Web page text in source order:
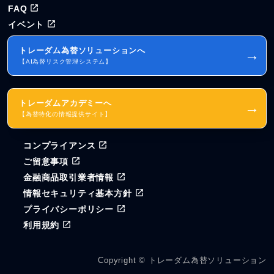
FAQ
イベント
トレーダム為替ソリューションへ
【AI為替リスク管理システム】 →
トレーダムアカデミーへ
【為替特化の情報提供サイト】 →
コンプライアンス
ご留意事項
金融商品取引業者情報
情報セキュリティ基本方針
プライバシーポリシー
利用規約
Copyright © トレーダム為替ソリューション